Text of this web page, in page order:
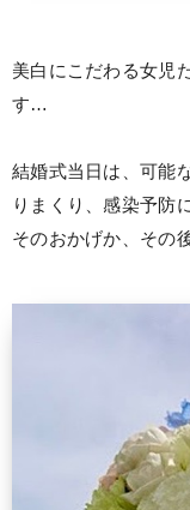
美白にこだわる女児
す…
結婚式当日は、可能
りまくり、感染予防
そのおかげか、その